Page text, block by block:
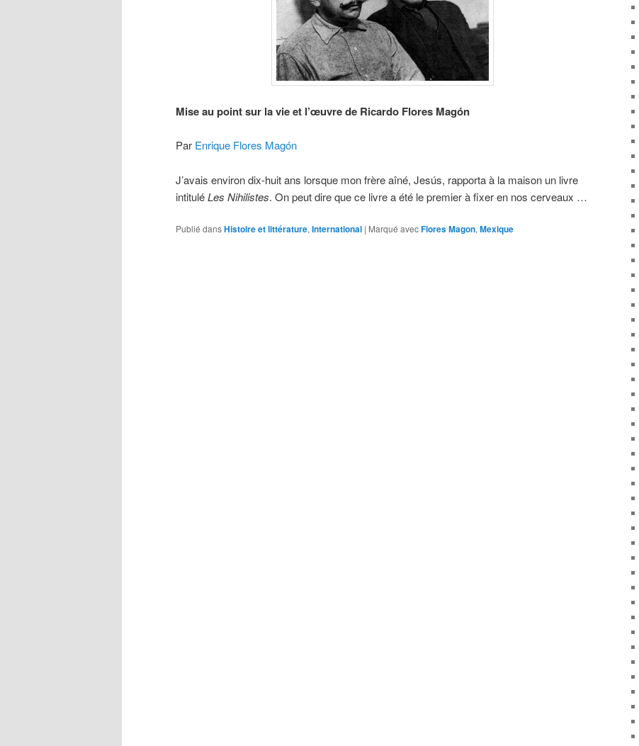
Mise au point sur la vie et l’œuvre de Ricardo Flores Magón
Par Enrique Flores Magón
J’avais environ dix-huit ans lorsque mon frère aîné, Jesús, rapporta à la maison un livre
intituléLes Nihilistes. On peut dire que ce livre a été le premier à fixer en nos cerveaux …
Publié dansHistoire et littérature, International | Marqué avecFlores Magon, Mexique